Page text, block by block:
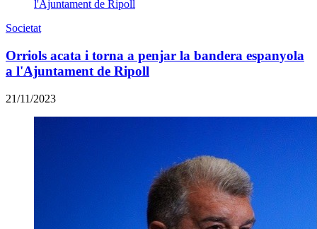
Societat
Orriols acata i torna a penjar la bandera espanyola
a l'Ajuntament de Ripoll
21/11/2023